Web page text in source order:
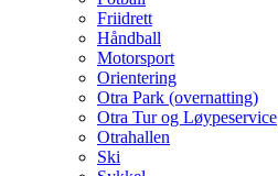
Friidrett
Håndball
Motorsport
Orientering
Otra Park (overnatting)
Otra Tur og Løypeservice
Otrahallen
Ski